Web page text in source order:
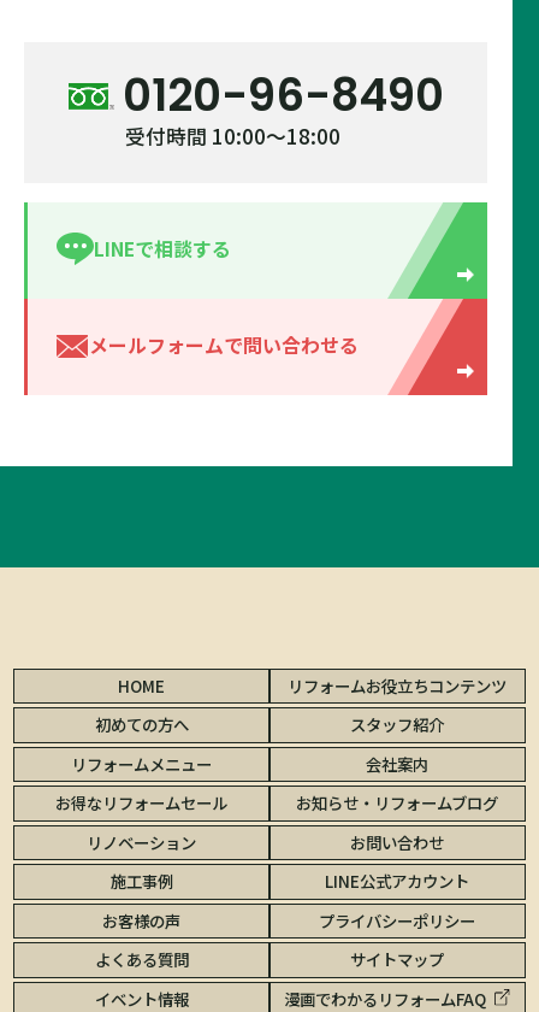
0120-96-8490
受付時間 10:00～18:00
LINEで相談する
メールフォームで問い合わせる
HOME
初めての方へ
リフォームメニュー
お得なリフォームセール
リノベーション
施工事例
お客様の声
よくある質問
イベント情報
リフォームお役立ちコンテンツ
スタッフ紹介
会社案内
お知らせ・リフォームブログ
お問い合わせ
LINE公式アカウント
プライバシーポリシー
サイトマップ
漫画でわかるリフォームFAQ